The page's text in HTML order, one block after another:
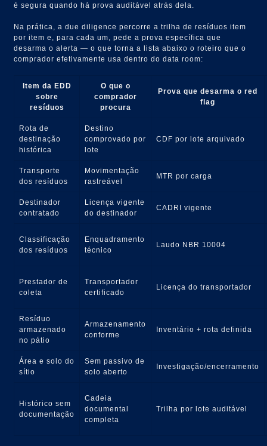
é segura quando há prova auditável atrás dela.
Na prática, a due diligence percorre a trilha de resíduos item
por item e, para cada um, pede a prova específica que
desarma o alerta — o que torna a lista abaixo o roteiro que o
comprador efetivamente usa dentro do data room:
Item da EDD
sobre
resíduos
O que o
comprador
procura
Prova que desarma o red
flag
Rota de
destinação
histórica
Destino
comprovado por
lote
CDF por lote arquivado
Transporte
dos resíduos
Movimentação
rastreável
MTR por carga
Destinador
contratado
Licença vigente
do destinador
CADRI vigente
Classificação
dos resíduos
Enquadramento
técnico
Laudo NBR 10004
Prestador de
coleta
Transportador
certificado
Licença do transportador
Resíduo
armazenado
no pátio
Armazenamento
conforme
Inventário + rota definida
Área e solo do
sítio
Sem passivo de
solo aberto
Investigação/encerramento
Histórico sem
documentação
Cadeia
documental
completa
Trilha por lote auditável